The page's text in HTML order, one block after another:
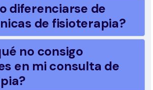
diferenciarse de
de fisioterapia?
no consigo
en mi consulta de